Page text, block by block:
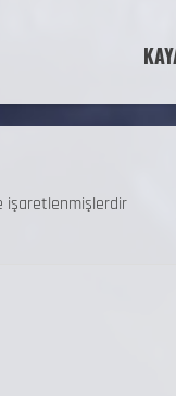
işaretlenmişlerdir